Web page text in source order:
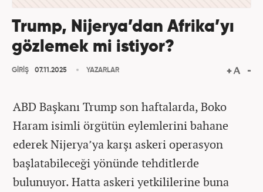
Trump, Nijerya’dan Afrika’yı
gözlemek mi istiyor?
GİRİŞ 07.11.2025 YAZARLAR
ABD Başkanı Trump son haftalarda, Boko
Haram isimli örgütün eylemlerini bahane
ederek Nijerya’ya karşı askeri operasyon
başlatabileceği yönünde tehditlerde
bulunuyor. Hatta askeri yetkililerine buna